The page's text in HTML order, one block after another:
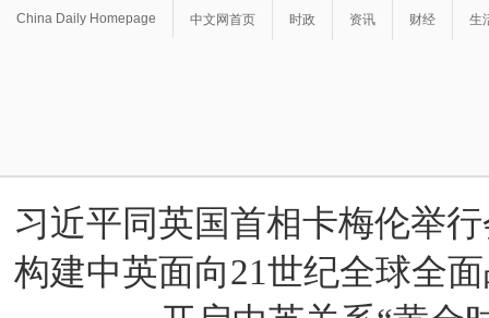
China Daily Homepage 中文网首页 时政 资讯 财经 生
习近平同英国首相卡梅伦举
构建中英面向21世纪全球全